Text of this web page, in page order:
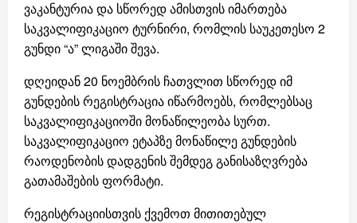
ვაკანტურია და სწორედ ამისთვის იმართება
საკვალიფიკაციო ტურნირი, რომლის საუკეთესო 2
გუნდი “ა” ლიგაში შევა.
დღეიდან 20 ნოემბრის ჩათვლით სწორედ იმ
გუნდების რეგისტრაცია იწარმოებს, რომლებსაც
საკვალიფიკაციოში მონაწილეობა სურთ.
საკვალიფიკაციო ეტაპზე მონაწილე გუნდების
რაოდენობის დადგენის შემდეგ განისაზღვრება
გათამაშების ფორმატი.
რეგისტრაციისთვის ქვემოთ მითითებულ